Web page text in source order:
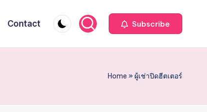
Contact Subscribe
Home » ผู้เช่าปิดฮีตเตอร์